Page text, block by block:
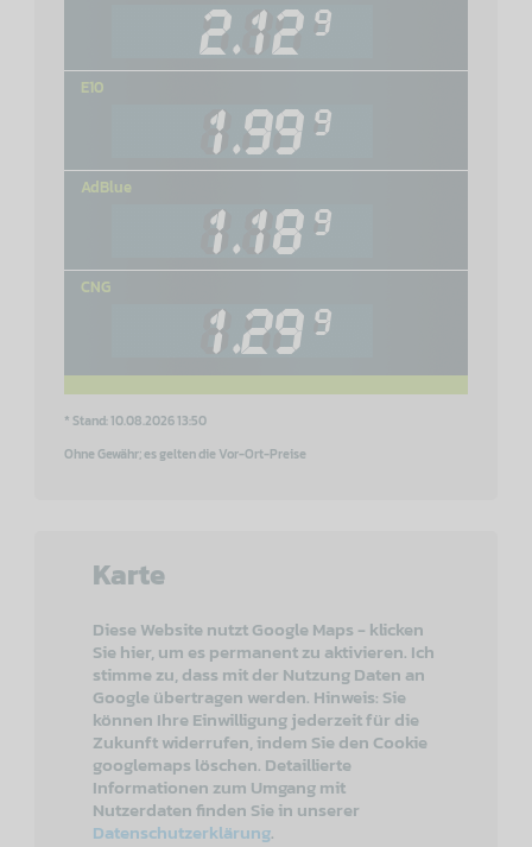
E10
AdBlue
CNG
* Stand: 10.08.2026 13:50
Ohne Gewähr; es gelten die Vor-Ort-Preise
Karte
Diese Website nutzt Google Maps - klicken
Sie hier, um es permanent zu aktivieren. Ich
stimme zu, dass mit der Nutzung Daten an
Google übertragen werden. Hinweis: Sie
können Ihre Einwilligung jederzeit für die
Zukunft widerrufen, indem Sie den Cookie
googlemaps löschen. Detaillierte
Informationen zum Umgang mit
Nutzerdaten finden Sie in unserer
Datenschutzerklärung.